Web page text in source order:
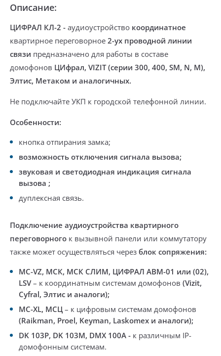
Описание:
ЦИФРАЛ КЛ-2 - аудиоустройство координатное
квартирное переговорное 2-ух проводной линии
связи предназначено для работы в составе
домофонов ЦИфрал, VIZIT (серии 300, 400, SM, N, M),
Элтис, Метаком и аналогичных.
Не подключайте УКП к городской телефонной линии.
Особенности:
кнопка отпирания замка;
возможность отключения сигнала вызова;
звуковая и светодиодная индикация сигнала
вызова ;
дуплексная связь.
Подключение аудиоустройства квартирного
переговорного к вызывной панели или коммутатору
также может осуществляться через блок сопряжения:
MC-VZ, МСК, МСК СЛИМ, ЦИФРАЛ АВМ-01 или (02),
LSV– к координатным системам домофонов (Vizit,
Cyfral, Элтис и аналоги);
MC-XL, МСЦ – к цифровым системам домофонов
(Raikman, Proel, Keyman, Laskomex и аналоги);
DK 103P, DK 103M, DMX 100A - к различным IP-
домофонным системам.